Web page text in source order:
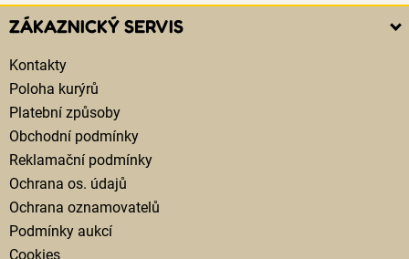
ZÁKAZNICKÝ SERVIS
Kontakty
Poloha kurýrů
Platební způsoby
Obchodní podmínky
Reklamační podmínky
Ochrana os. údajů
Ochrana oznamovatelů
Podmínky aukcí
Cookies